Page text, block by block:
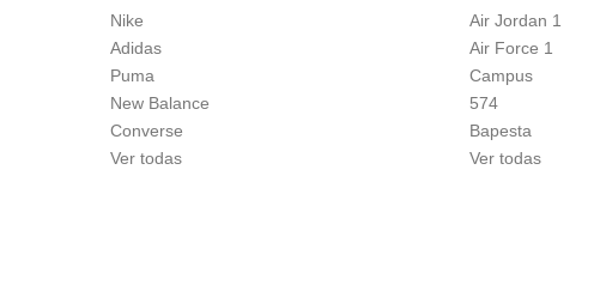
Nike
Adidas
Puma
New Balance
Converse
Ver todas
Air Jordan 1
Air Force 1
Campus
574
Bapesta
Ver todas